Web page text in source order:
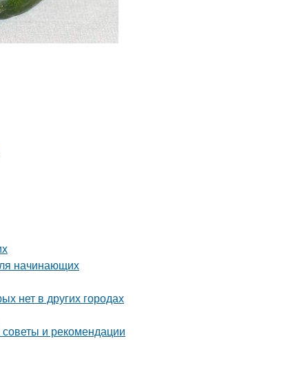
начинающих
нет в других городах
и рекомендации